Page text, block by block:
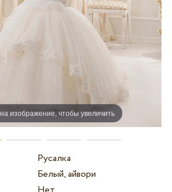
изображение, чтобы увеличить
Русалка
Белый, айвори